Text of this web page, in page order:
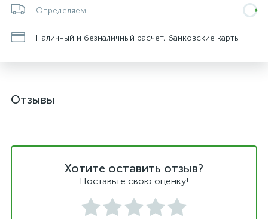
Определяем...
Наличный и безналичный расчет, банковские карты
Отзывы
Хотите оставить отзыв?
Поставьте свою оценку!